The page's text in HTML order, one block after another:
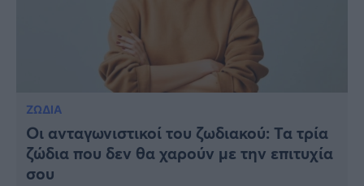
ΖΩΔΙΑ
Οι ανταγωνιστικοί του ζωδιακού: Τα τρία
ζώδια που δεν θα χαρούν με την επιτυχία
σου